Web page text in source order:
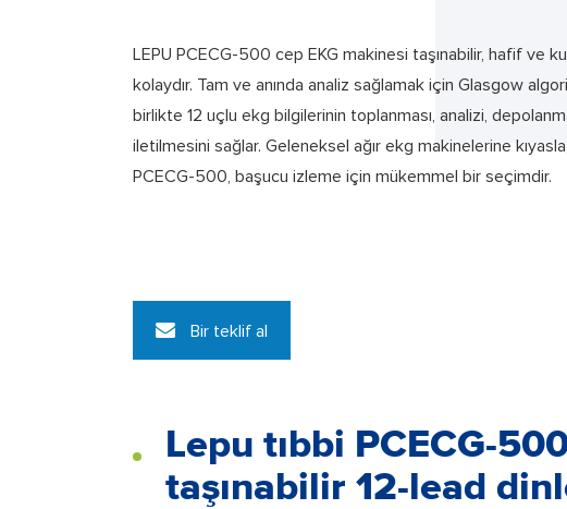
LEPU PCECG-500 cep EKG makinesi taşınabilir, hafif ve
kolaydır. Tam ve anında analiz sağlamak için Glasgow
birlikte 12 uçlu ekg bilgilerinin toplanması, analizi,
iletilmesini sağlar. Geleneksel ağır ekg makinelerine
PCECG-500, başucu izleme için mükemmel bir seçimdir.
Bir teklif al
Lepu tıbbi PCECG-
taşınabilir 12-lead